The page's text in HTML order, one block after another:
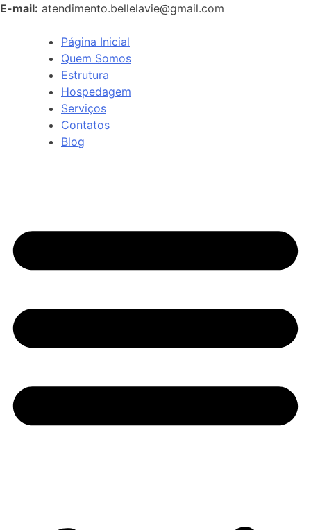
E-mail: atendimento.bellelavie@gmail.com
Página Inicial
Quem Somos
Estrutura
Hospedagem
Serviços
Contatos
Blog